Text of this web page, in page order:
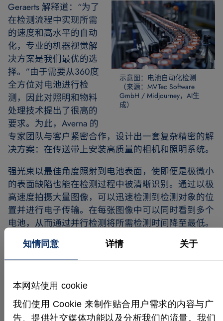
知情同意 详情 关于
本网站使用 cookie
我们使用 Cookie 来制作贴合用户需求的内容与广
告、提供社交媒体功能以及分析我们的流量。我们
示意图：电池自动化检测
（来源：MVTec Software
GmbH / Midjourney，AI生
成）
Geraerts 解释道：“为了
在检测流程中实现所需
的速度和高水平的自动
化，专业的机器视觉解
决方案是我们最优的选
择。”由于需要从360度
全方位对电池进行检
测，因此对照明和物料
处理技术提出了很高的
要求。为此，Averna 的
专家团队与客户紧密合作，设计出一套复杂精密的解
决方案：在传送带上安装高质量的相机和照明系统。
强光束以最佳角度照射到电池表面，使即便是极微小
的表面缺陷也能在检测过程中被清晰识别。通过以极
高速度拍摄大量图像，可以迅速检测到检测对象的位
置并进行电子传输。在每张图像中可以同时看到多个
电池，从而通过并行检测将所需检测时间降至最低。
在整个过程中，多个相机从不同角度精准捕捉电池的
每一面，每分钟生成近10,000张图像。
基于 MVTec HALCON 的高精度
图像分析